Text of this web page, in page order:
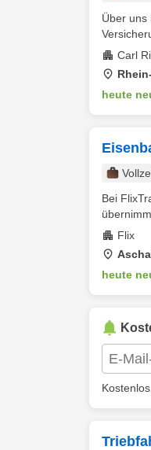
Über uns
Carl
heute
Bei
Flix
heute